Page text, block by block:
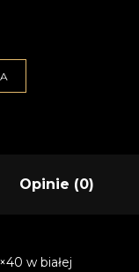
Opinie (0)
w białej